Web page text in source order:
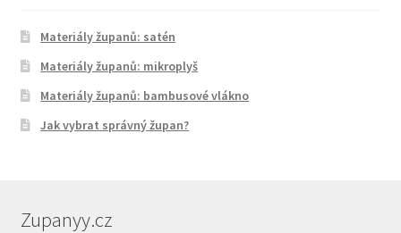
Materiály županů: satén
Materiály županů: mikroplyš
Materiály županů: bambusové vlákno
Jak vybrat správný župan?
Zupanyy.cz